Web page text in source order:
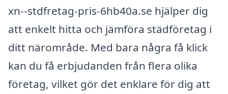
xn--stdfretag-pris-6hb40a.se hjälper dig
att enkelt hitta och jämföra städföretag i
ditt närområde. Med bara några få klick
kan du få erbjudanden från flera olika
företag, vilket gör det enklare för dig att